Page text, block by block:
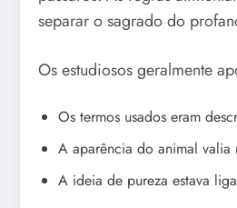
separar o sagrado do
Os estudiosos geralmente
Os termos usados eram
A aparência do animal
A ideia de pureza estava